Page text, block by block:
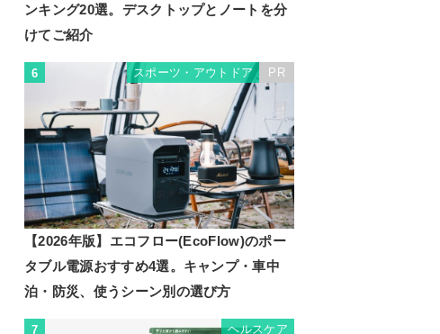
ンキング20選。デスクトップとノートを分
けてご紹介
6 スポーツ・アウトドア PR
【2026年版】エコフロー(EcoFlow)のポー
タブル電源おすすめ4選。キャンプ・車中
泊・防災、使うシーン別の選び方
7 ヘルスケア